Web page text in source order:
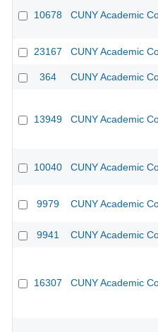
10678 CUNY Academic
23167 CUNY Academic
364 CUNY Academic
13949 CUNY Academic
10040 CUNY Academic
9979 CUNY Academic
9941 CUNY Academic
16307 CUNY Academic